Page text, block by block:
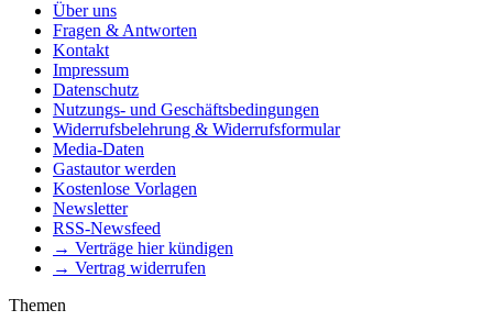
Über uns
Fragen & Antworten
Kontakt
Impressum
Datenschutz
Nutzungs- und Geschäftsbedingungen
Widerrufsbelehrung & Widerrufsformular
Media-Daten
Gastautor werden
Kostenlose Vorlagen
Newsletter
RSS-Newsfeed
→ Verträge hier kündigen
→ Vertrag widerrufen
Themen